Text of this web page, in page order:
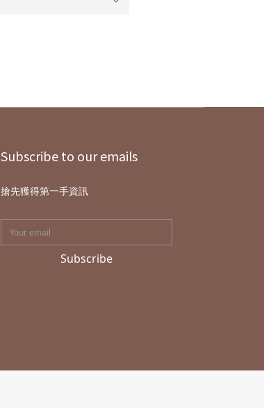
Subscribe to our emails
搶先獲得第一手資訊
Subscribe